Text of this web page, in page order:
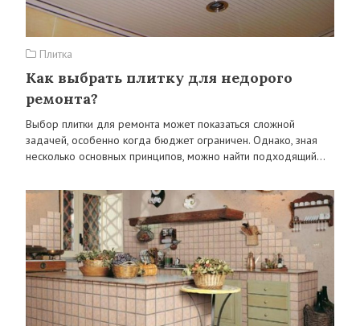
Плитка
Как выбрать плитку для недорого
ремонта?
Выбор плитки для ремонта может показаться сложной
задачей, особенно когда бюджет ограничен. Однако, зная
несколько основных принципов, можно найти подходящий…